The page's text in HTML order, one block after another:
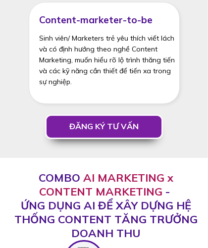
Sinh viên/ Marketers trẻ yêu thích viết lách
và có định hướng theo nghề Content
Marketing, muốn hiểu rõ lộ trình thăng tiến
và các kỹ năng cần thiết để tiến xa trong
sự nghiệp.
Content-marketer-to-be
ĐĂNG KÝ TƯ VẤN
COMBO AI MARKETING x
CONTENT MARKETING -
ỨNG DỤNG AI ĐỂ XÂY DỰNG HỆ
THỐNG CONTENT TĂNG TRƯỞNG
DOANH THU